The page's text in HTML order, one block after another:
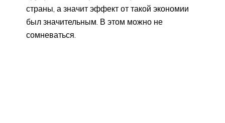
страны, а значит эффект от такой экономии
был значительным. В этом можно не
сомневаться.